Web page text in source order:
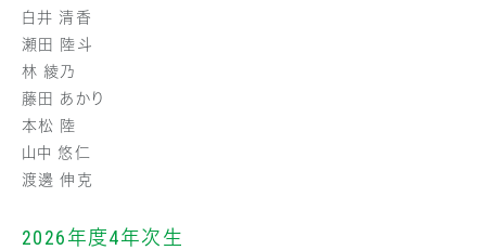
白井 清香
瀬田 陸斗
林 綾乃
藤田 あかり
本松 陸
山中 悠仁
渡邊 伸克
2026年度4年次生